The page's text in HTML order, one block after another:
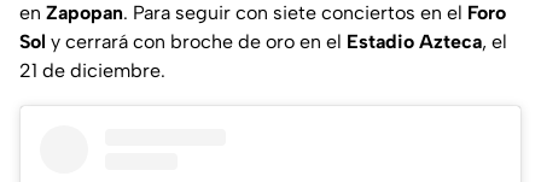
en Zapopan. Para seguir con siete conciertos en el Foro
Sol y cerrará con broche de oro en el Estadio Azteca, el
21 de diciembre.